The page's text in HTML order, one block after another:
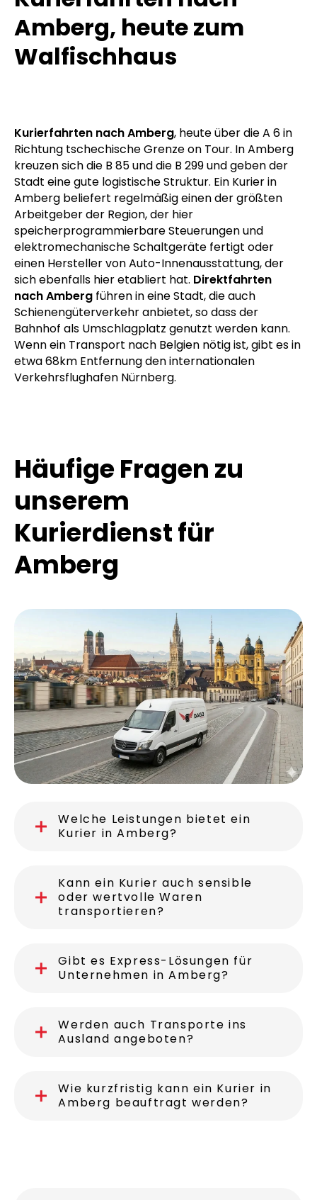
Amberg, heute zum
Walfischhaus
Kurierfahrten nach Amberg, heute über die A 6 in
Richtung tschechische Grenze on Tour. In Amberg
kreuzen sich die B 85 und die B 299 und geben der
Stadt eine gute logistische Struktur. Ein Kurier in
Amberg beliefert regelmäßig einen der größten
Arbeitgeber der Region, der hier
speicherprogrammierbare Steuerungen und
elektromechanische Schaltgeräte fertigt oder
einen Hersteller von Auto-Innenausstattung, der
sich ebenfalls hier etabliert hat. Direktfahrten
nach Amberg führen in eine Stadt, die auch
Schienengüterverkehr anbietet, so dass der
Bahnhof als Umschlagplatz genutzt werden kann.
Wenn ein Transport nach Belgien nötig ist, gibt es in
etwa 68km Entfernung den internationalen
Verkehrsflughafen Nürnberg.
Häufige Fragen zu
unserem
Kurierdienst für
Amberg
Welche Leistungen bietet ein
Kurier in Amberg?
Kann ein Kurier auch sensible
oder wertvolle Waren
transportieren?
Gibt es Express-Lösungen für
Unternehmen in Amberg?
Werden auch Transporte ins
Ausland angeboten?
Wie kurzfristig kann ein Kurier in
Amberg beauftragt werden?